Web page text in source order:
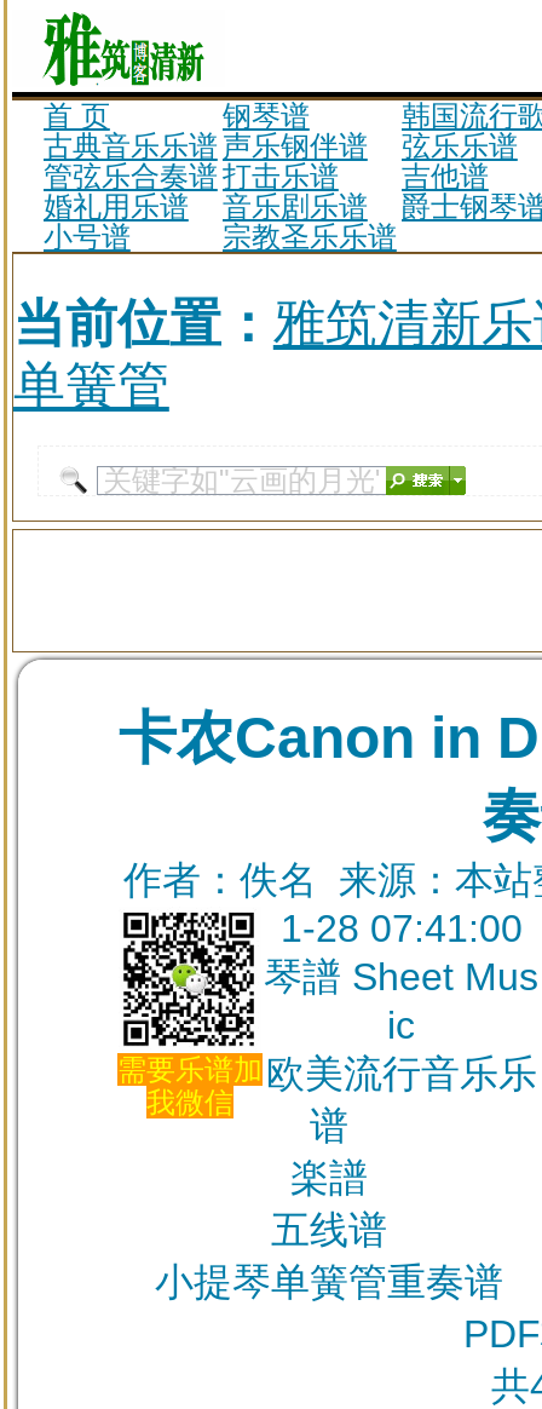
首 页 钢琴谱
韩国流行
古典音乐乐谱 声乐钢伴谱
弦乐乐谱
管弦乐合奏谱打击乐谱
吉他谱
婚礼用乐谱
音乐剧乐谱
爵士钢琴
小号谱
宗教圣乐乐谱
当前位置： 雅筑清新
单簧管
卡农Canon in
作者：佚名 来源：本
1-28 07:41:00
需要乐谱加
我微信
琴譜 Sheet Mus
ic
欧美流行音乐乐
谱
楽譜
五线谱
小提琴单簧管重奏谱
共